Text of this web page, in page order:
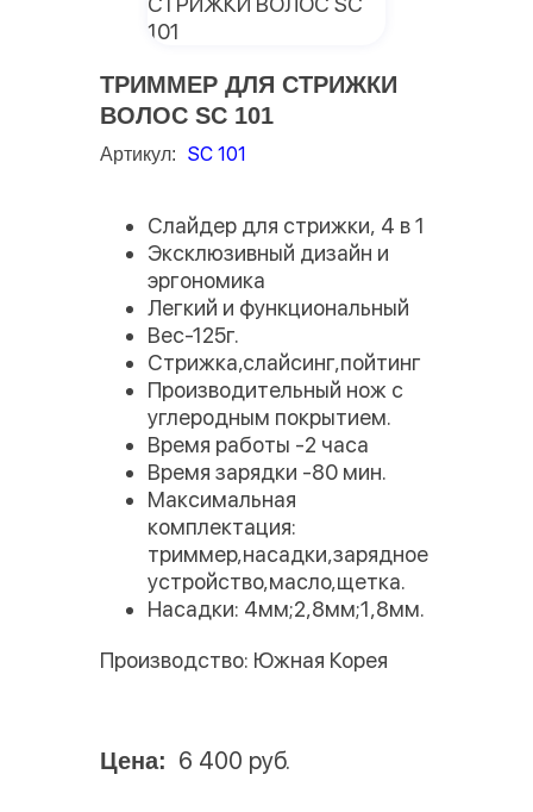
ТРИММЕР ДЛЯ СТРИЖКИ
ВОЛОС SC 101
Артикул: SC 101
Слайдер для стрижки, 4 в 1
Эксклюзивный дизайн и
эргономика
Легкий и функциональный
Вес-125г.
Стрижка,слайсинг,пойтинг
Производительный нож с
углеродным покрытием.
Время работы -2 часа
Время зарядки -80 мин.
Максимальная
комплектация:
триммер,насадки,зарядное
устройство,масло,щетка.
Насадки: 4мм;2,8мм;1,8мм.
Производство: Южная Корея
Цена: 6 400 руб.